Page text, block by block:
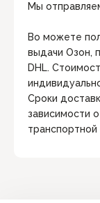
Мы
Во можете
выдачи Озон,
DHL.
Сроки
зависимости
транспортной